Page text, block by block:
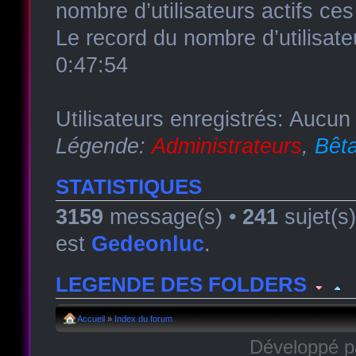
nombre d’utilisateurs actifs
Le record du nombre
0:47:54
Utilisateurs enregistrés:
Légende:Administrateurs,
STATISTIQUES
3159 message(s) • 241
est Gedeonluc.
LEGENDE DES FOLDERS
Forum avec sous-
Accueil » Index du forum
Développé